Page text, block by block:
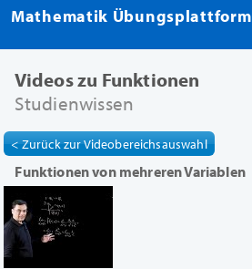
Mathematik Übungsplattform
Videos zu Funktionen
Studienwissen
< Zurück zur Videobereichsauswahl
Funktionen von mehreren Variablen